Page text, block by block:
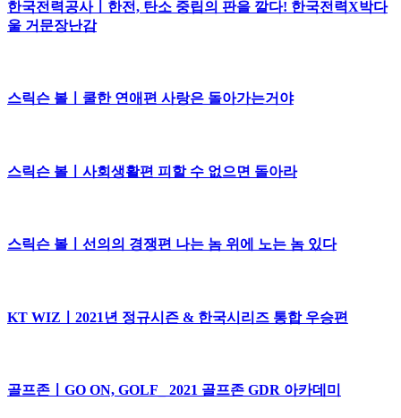
한국전력공사ㅣ한전, 탄소 중립의 판을 깔다! 한국전력X박다
울 거문장난감
스릭슨 볼ㅣ쿨한 연애편 사랑은 돌아가는거야
스릭슨 볼ㅣ사회생활편 피할 수 없으면 돌아라
스릭슨 볼ㅣ선의의 경쟁편 나는 놈 위에 노는 놈 있다
KT WIZㅣ2021년 정규시즌 & 한국시리즈 통합 우승편
골프존ㅣGO ON, GOLF_ 2021 골프존 GDR 아카데미